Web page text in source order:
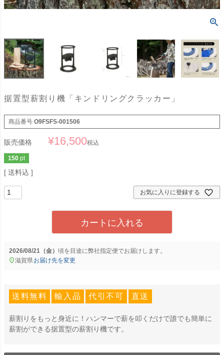
据置型薪割り機「キンドリングクラッカー」
商品番号 O9FSFS-001506
販売価格 ¥16,500税込
150 pt
送料込
お気に入りに登録する
カートに入れる
2026/08/21（金） に弊社指定便でお届けします。
滋賀県お届け先を変更
送料無料 輸入品 代引不可 直送
薪割りをもっと身近に！ハンマーで薪を叩くだけで誰でも簡単に
薪割ができる据置型の薪割り機です。